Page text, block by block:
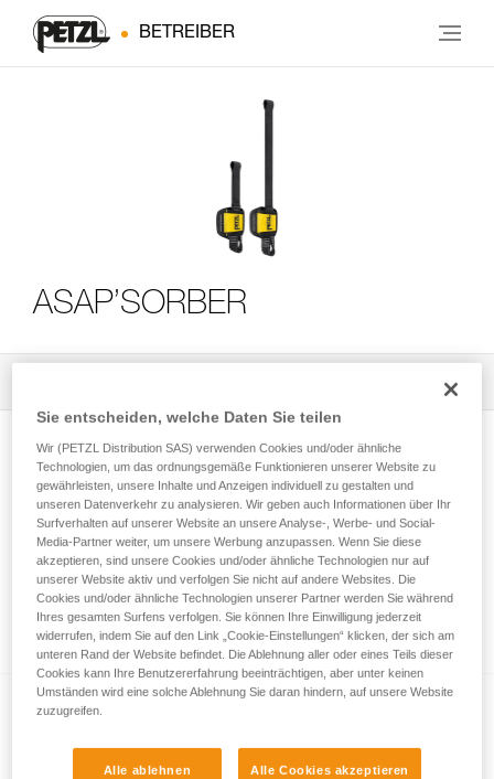
BETREIBER
ASAP’SORBER
Verwendung des ASAP und ASAP LOCK
bei Annäherung an ein Hindernis oder den
Boden
Sie entscheiden, welche Daten Sie teilen
Wir (PETZL Distribution SAS) verwenden Cookies und/oder ähnliche
Technologien, um das ordnungsgemäße Funktionieren unserer Website zu
gewährleisten, unsere Inhalte und Anzeigen individuell zu gestalten und
unseren Datenverkehr zu analysieren. Wir geben auch Informationen über Ihr
Surfverhalten auf unserer Website an unsere Analyse-, Werbe- und Social-
Media-Partner weiter, um unsere Werbung anzupassen. Wenn Sie diese
akzeptieren, sind unsere Cookies und/oder ähnliche Technologien nur auf
unserer Website aktiv und verfolgen Sie nicht auf andere Websites. Die
Cookies und/oder ähnliche Technologien unserer Partner werden Sie während
Ihres gesamten Surfens verfolgen. Sie können Ihre Einwilligung jederzeit
widerrufen, indem Sie auf den Link „Cookie-Einstellungen“ klicken, der sich am
unteren Rand der Website befindet. Die Ablehnung aller oder eines Teils dieser
Cookies kann Ihre Benutzererfahrung beeinträchtigen, aber unter keinen
Umständen wird eine solche Ablehnung Sie daran hindern, auf unsere Website
zuzugreifen.
Alle ablehnen Alle Cookies akzeptieren